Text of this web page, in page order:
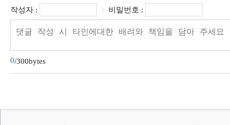
작성자 : 비밀번호 :
0/300bytes